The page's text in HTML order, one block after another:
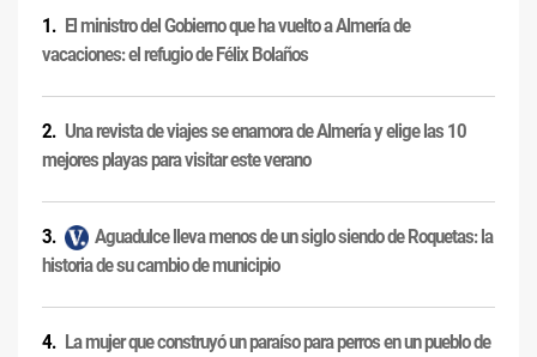
El ministro del Gobierno que ha vuelto a Almería de
vacaciones: el refugio de Félix Bolaños
Una revista de viajes se enamora de Almería y elige las 10
mejores playas para visitar este verano
Aguadulce lleva menos de un siglo siendo de Roquetas: la
historia de su cambio de municipio
La mujer que construyó un paraíso para perros en un pueblo de